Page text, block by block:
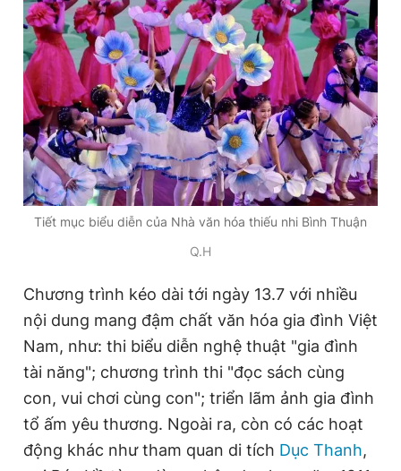
Tiết mục biểu diễn của Nhà văn hóa thiếu nhi Bình Thuận
Q.H
Chương trình kéo dài tới ngày 13.7 với nhiều
nội dung mang đậm chất văn hóa gia đình Việt
Nam, như: thi biểu diễn nghệ thuật "gia đình
tài năng"; chương trình thi "đọc sách cùng
con, vui chơi cùng con"; triển lãm ảnh gia đình
tổ ấm yêu thương. Ngoài ra, còn có các hoạt
động khác như tham quan di tích Dục Thanh,